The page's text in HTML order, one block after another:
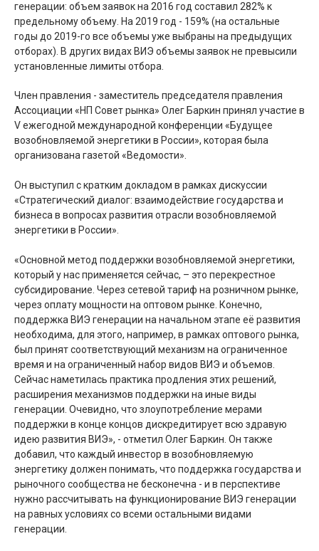
генерации: объем заявок на 2016 год составил 282% к
предельному объему. На 2019 год - 159% (на остальные
годы до 2019-го все объемы уже выбраны на предыдущих
отборах). В других видах ВИЭ объемы заявок не превысили
установленные лимиты отбора.
Член правления - заместитель председателя правления
Ассоциации «НП Совет рынка» Oлeг Бapкин принял участие в
V ежегодной международной конференции «Будущее
возобновляемой энергетики в России», которая была
организована газетой «Вeдомости».
Он выступил с кратким докладом в рамках дискуссии
«Стратегический диалог: взаимодействие государства и
бизнеса в вопросах развития отрасли возобновляемой
энергетики в России».
«Основной метод поддержки возобновляемой энергетики,
который у нас применяется сейчас, – это перекрестное
субсидирование. Через сетевой тариф на розничном рынке,
через оплату мощности на оптовом рынке. Конечно,
поддержка ВИЭ генерации на начальном этапе её развития
необходима, для этого, например, в рамках оптового рынка,
был принят соответствующий механизм на ограниченное
время и на ограниченный набор видов ВИЭ и объемов.
Сейчас наметилась практика продления этих решений,
расширения механизмов поддержки на иные виды
генерации. Очевидно, что злоупотребление мерами
поддержки в конце концов дискредитирует всю здравую
идею развития ВИЭ», - отметил Oлeг Бaркин. Он также
добавил, что каждый инвестор в возобновляемую
энергетику должен понимать, что поддержка государства и
рыночного сообщества не бесконечна - и в перспективе
нужно рассчитывать на функционирование ВИЭ генерации
на равных условиях со всеми остальными видами
генерации.